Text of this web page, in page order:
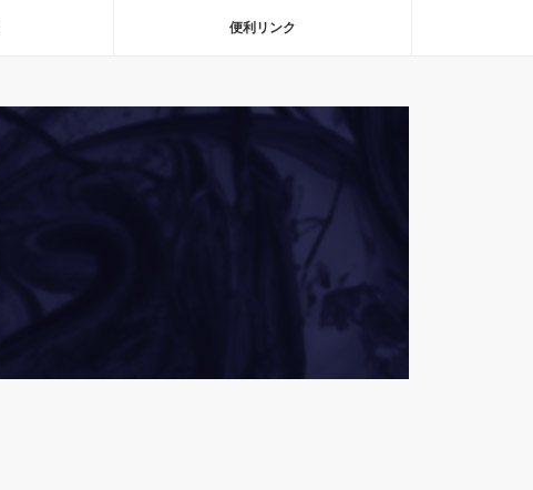
便利リンク